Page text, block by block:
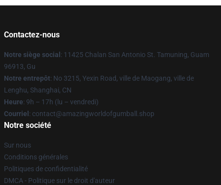
Contactez-nous
Notre siège social : 11425 Chalan San Antonio St. Tamuning, Guam
96913, Gu
Notre entrepôt: No 3215, Yexin Road, ville de Maogang, ville de
Lenghu, Shanghai, CN
Heure: 9h – 17h (lu – vendredi)
Courriel : contact@amazingworldofgumball.shop
Notre société
Sur nous
Conditions générales
Politiques de confidentialité
DMCA - Politique sur le droit d'auteur